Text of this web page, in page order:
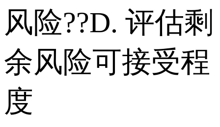
风险??D. 评估剩
余风险可接受程
度